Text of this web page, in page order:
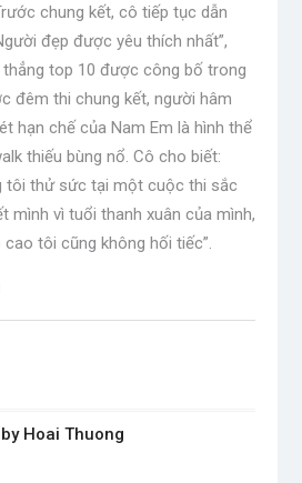
chung kết, cô tiếp tục dẫn
đẹp được yêu thích nhất”,
top 10 được công bố trong
đêm thi chung kết, người hâm
hạn chế của Nam Em là hình thể
thiếu bùng nổ. Cô cho biết:
tôi thử sức tại một cuộc thi sắc
mình vì tuổi thanh xuân của mình,
tôi cũng không hối tiếc”.
Hoai Thuong